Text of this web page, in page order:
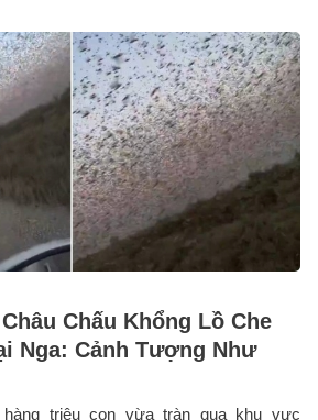
Chấu Khổng Lồ Che
Nga: Cảnh Tượng Như
triệu con vừa tràn qua khu vực